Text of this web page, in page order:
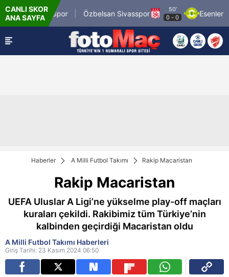
CANLI SKOR
ANA SAYFA
1969 Spor Özbelsan Sivasspor
50'
0- 0 Esenler
Haberler A Milli Futbol Takımı Rakip Macaristan
Rakip Macaristan
UEFA Uluslar A Ligi’ne yükselme play-off maçları
kuraları çekildi. Rakibimiz tüm Türkiye’nin
kalbinden geçirdiği Macaristan oldu
A Milli Futbol Takımı Haberleri
Giriş Tarihi: 23 Kasım 2024 06:50